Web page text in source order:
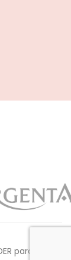
para la